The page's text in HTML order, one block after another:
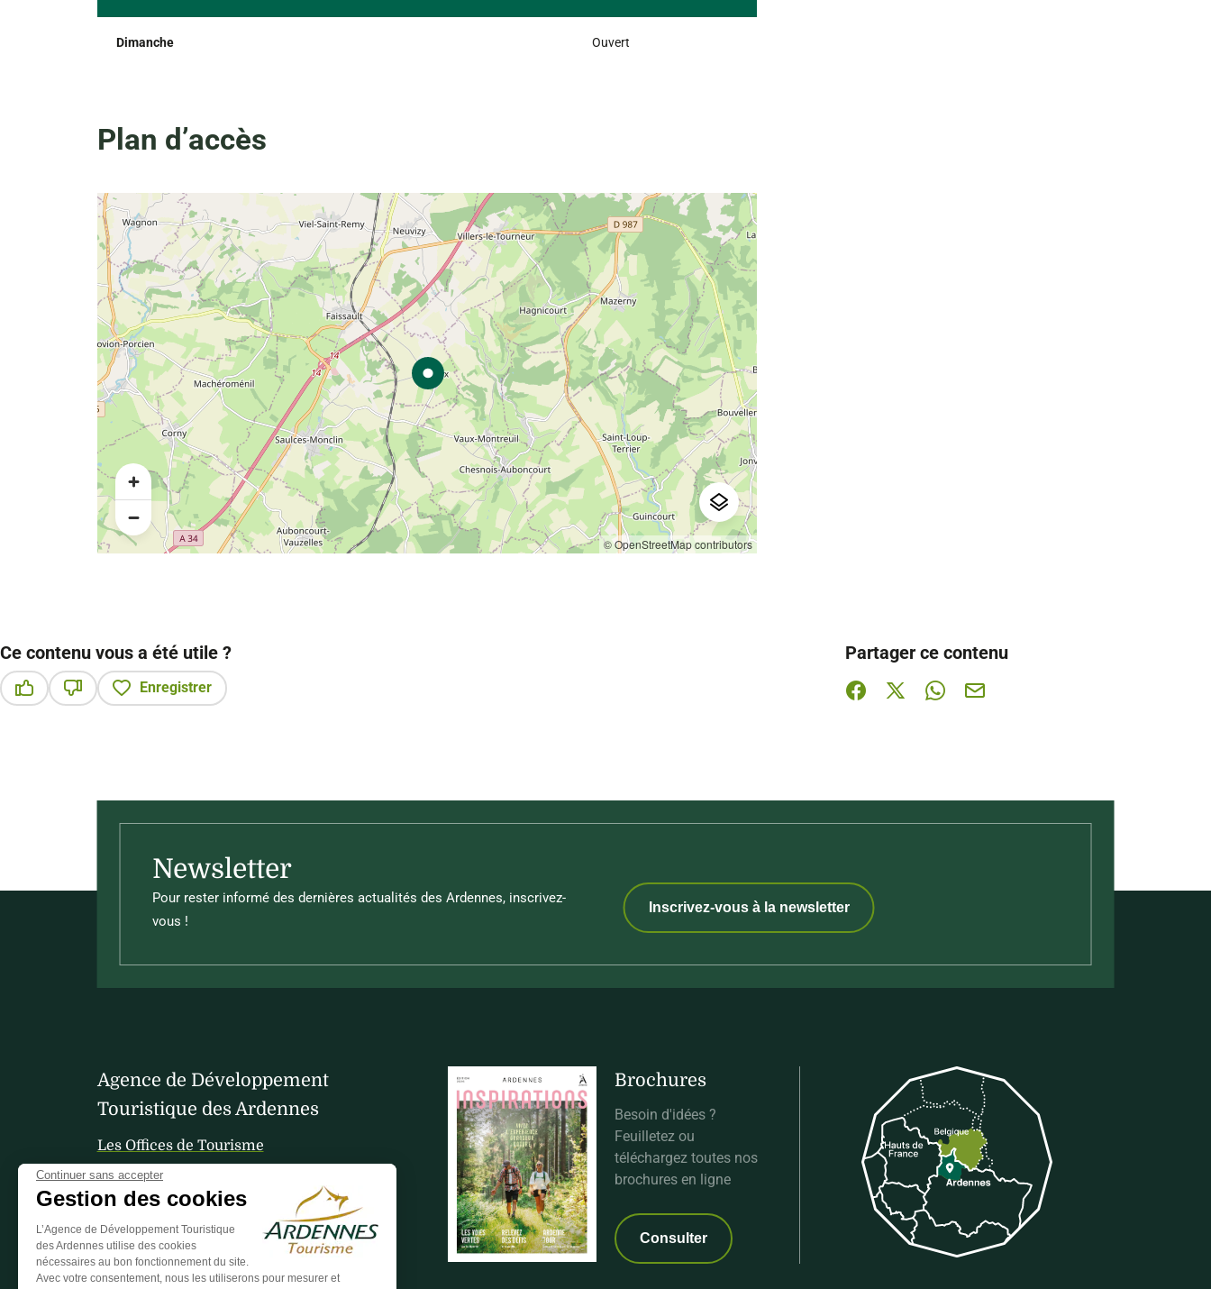
Dimanche Ouvert
Plan d’accès
© OpenStreetMap contributors
Ce contenu vous a été utile ?
Enregistrer
Partager ce contenu
Partager sur Facebook (nouvelle fenêtre)
Partager sur X / Twitter (nouvelle fenêtre)
Partager sur WhatsApp
Partager par mail
Newsletter
Pour rester informé des dernières actualités des Ardennes, inscrivez-
vous !
Inscrivez-vous à la newsletter
Agence de Développement
Touristique des Ardennes
Les Offices de Tourisme
Votre avis nous interesse
Brochures
Besoin d'idées ?
Feuilletez ou
téléchargez toutes nos
brochures en ligne
Consulter
Continuer sans accepter
Gestion des cookies
L’Agence de Développement Touristique
des Ardennes utilise des cookies
nécessaires au bon fonctionnement du site.
Avec votre consentement, nous les utiliserons pour mesurer et